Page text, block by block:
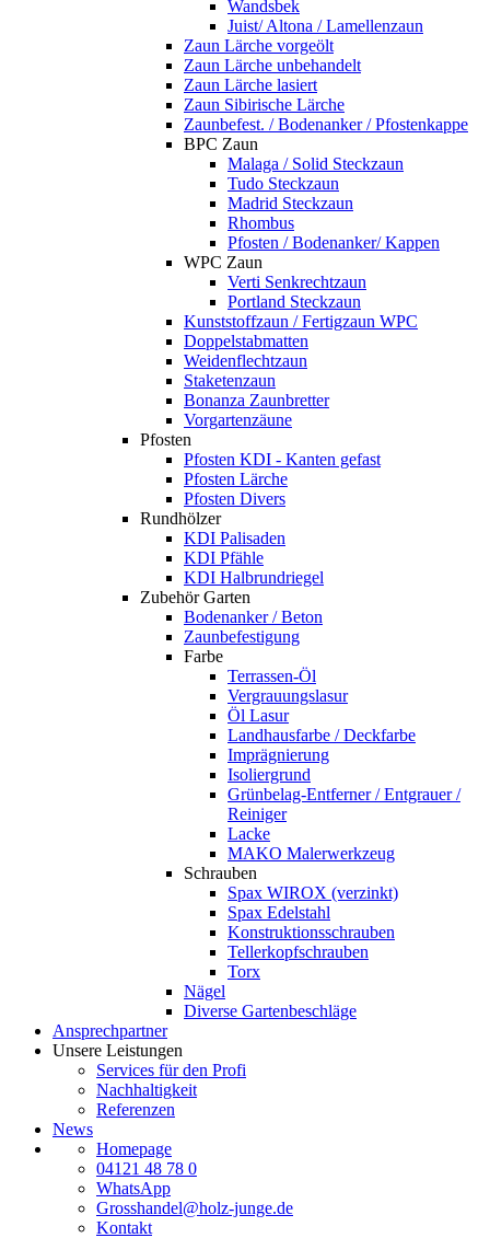
Wandsbek
Juist/ Altona / Lamellenzaun
Zaun Lärche vorgeölt
Zaun Lärche unbehandelt
Zaun Lärche lasiert
Zaun Sibirische Lärche
Zaunbefest. / Bodenanker / Pfostenkappe
BPC Zaun
Malaga / Solid Steckzaun
Tudo Steckzaun
Madrid Steckzaun
Rhombus
Pfosten / Bodenanker/ Kappen
WPC Zaun
Verti Senkrechtzaun
Portland Steckzaun
Kunststoffzaun / Fertigzaun WPC
Doppelstabmatten
Weidenflechtzaun
Staketenzaun
Bonanza Zaunbretter
Vorgartenzäune
Pfosten
Pfosten KDI - Kanten gefast
Pfosten Lärche
Pfosten Divers
Rundhölzer
KDI Palisaden
KDI Pfähle
KDI Halbrundriegel
Zubehör Garten
Bodenanker / Beton
Zaunbefestigung
Farbe
Terrassen-Öl
Vergrauungslasur
Öl Lasur
Landhausfarbe / Deckfarbe
Imprägnierung
Isoliergrund
Grünbelag-Entferner / Entgrauer /
Reiniger
Lacke
MAKO Malerwerkzeug
Schrauben
Spax WIROX (verzinkt)
Spax Edelstahl
Konstruktionsschrauben
Tellerkopfschrauben
Torx
Nägel
Diverse Gartenbeschläge
Ansprechpartner
Unsere Leistungen
Services für den Profi
Nachhaltigkeit
Referenzen
News
Homepage
04121 48 78 0
WhatsApp
Grosshandel@holz-junge.de
Kontakt